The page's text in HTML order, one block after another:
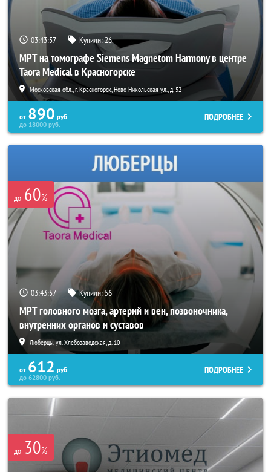
03:43:56 Купили:26
МРТ на томографе Siemens Magnetom Harmony в центре
Taora Medical в Красногорске
Московская обл., г. Красногорск, Ново-Никольская ул., д. 52
от 890 руб.
до18000руб.
ПОДРОБНЕЕ
до 60%
03:43:56 Купили:56
МРТ головного мозга, артерий и вен, позвоночника,
внутренних органов и суставов
Люберцы, ул. Хлебозаводская, д. 10
от 612 руб.
до62800руб.
ПОДРОБНЕЕ
до 30%